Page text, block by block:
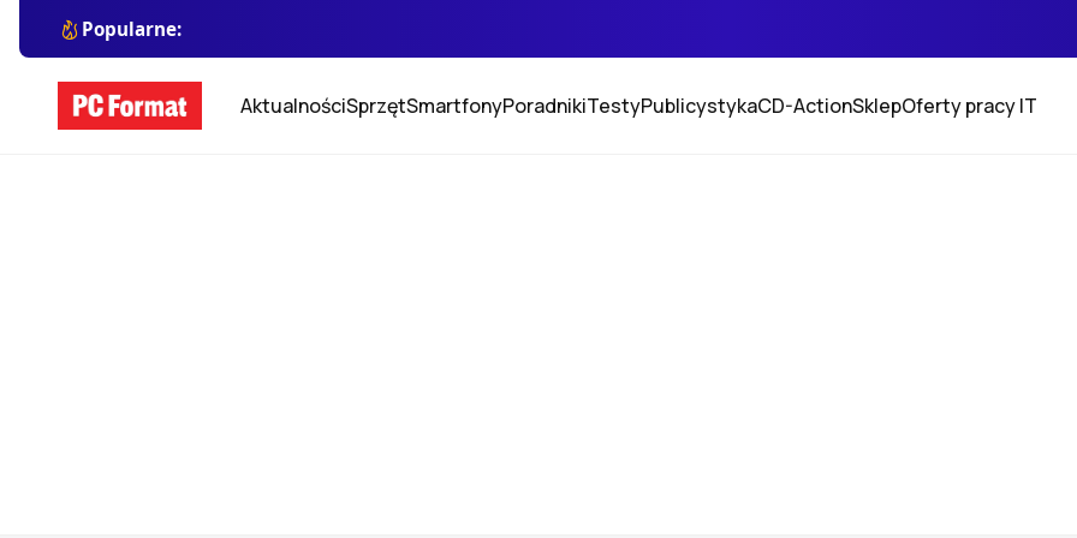
Popularne:
AktualnościSprzętSmartfonyPoradnikiTestyPublicystykaCD-ActionSklepOferty pracy IT